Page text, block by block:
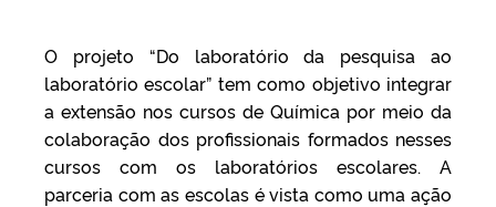
O projeto “Do laboratório da pesquisa ao
laboratório escolar” tem como objetivo integrar
a extensão nos cursos de Química por meio da
colaboração dos profissionais formados nesses
cursos com os laboratórios escolares. A
parceria com as escolas é vista como uma ação